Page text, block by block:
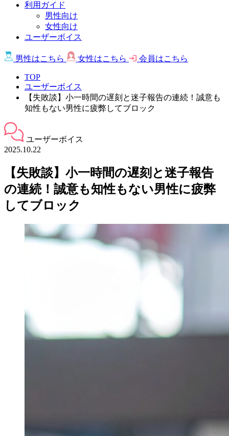
利用ガイド
男性向け
女性向け
ユーザーボイス
男性はこちら 女性はこちら 会員はこちら
TOP
ユーザーボイス
【失敗談】小一時間の遅刻と迷子報告の連続！誠意も
知性もない男性に疲弊してブロック
ユーザーボイス
2025.10.22
【失敗談】小一時間の遅刻と迷子報告
の連続！誠意も知性もない男性に疲弊
してブロック